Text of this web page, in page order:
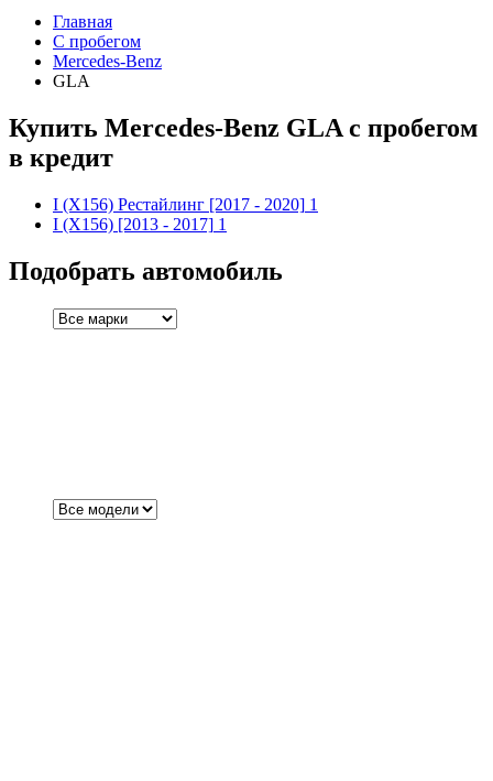
Главная
С пробегом
Mercedes-Benz
GLA
Купить Mercedes-Benz GLA с пробегом
в кредит
I (X156) Рестайлинг [2017 - 2020] 1
I (X156) [2013 - 2017] 1
Подобрать автомобиль